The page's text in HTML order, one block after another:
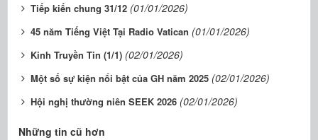
Tiếp kiến chung 31/12 (01/01/2026)
45 năm Tiếng Việt Tại Radio Vatican (01/01/2026)
Kinh Truyền Tin (1/1) (02/01/2026)
Một số sự kiện nổi bật của GH năm 2025 (02/01/2026)
Hội nghị thường niên SEEK 2026 (02/01/2026)
Những tin cũ hơn